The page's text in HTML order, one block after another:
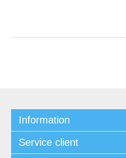
Information
Service client